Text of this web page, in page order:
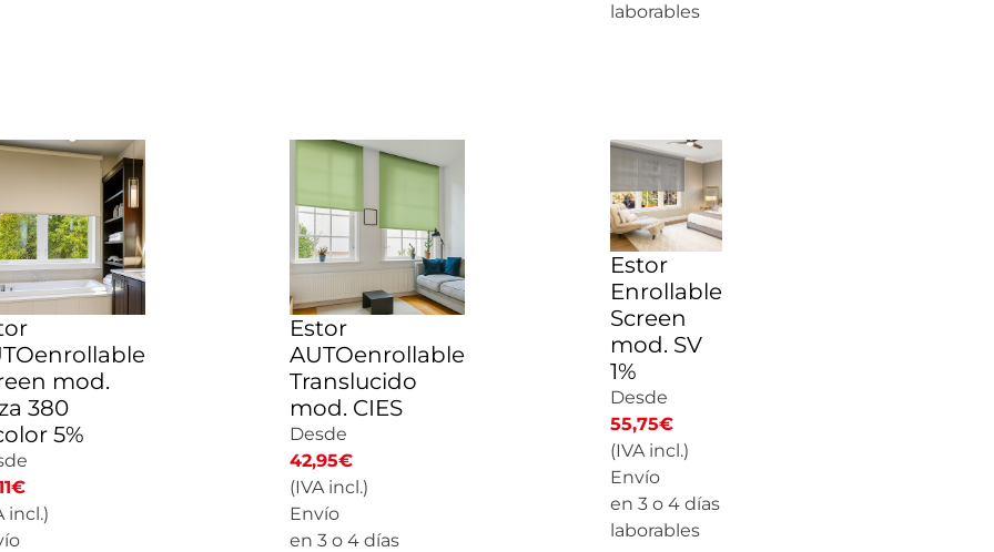
laborables
mod.
380
5%
€
incl.)
Estor
AUTOenrollable
Translucido
mod. CIES
Desde
42,95€
(IVA incl.)
Envío
en 3 o 4 días
Estor
Enrollable
Screen
mod. SV
1%
Desde
55,75€
(IVA incl.)
Envío
en 3 o 4 días
laborables